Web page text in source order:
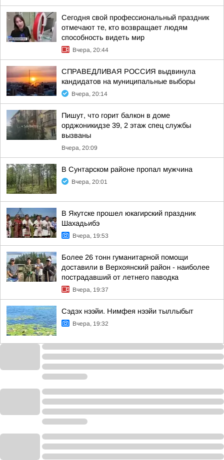
Сегодня свой профессиональный праздник
отмечают те, кто возвращает людям
способность видеть мир
Вчера, 20:44
СПРАВЕДЛИВАЯ РОССИЯ выдвинула
кандидатов на муниципальные выборы
Вчера, 20:14
Пишут, что горит балкон в доме
орджоникидзе 39, 2 этаж спец службы
вызваны
Вчера, 20:09
В Сунтарском районе пропал мужчина
Вчера, 20:01
В Якутске прошел юкагирский праздник
Шахадьибэ
Вчера, 19:53
Более 26 тонн гуманитарной помощи
доставили в Верхоянский район - наиболее
пострадавший от летнего паводка
Вчера, 19:37
Сэдэх нээйи. Нимфея нээйи тыллыбыт
Вчера, 19:32